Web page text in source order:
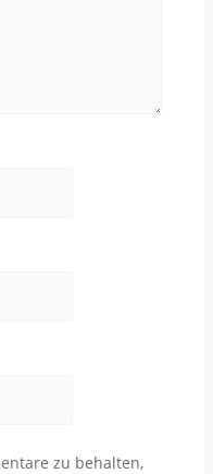
zu behalten,